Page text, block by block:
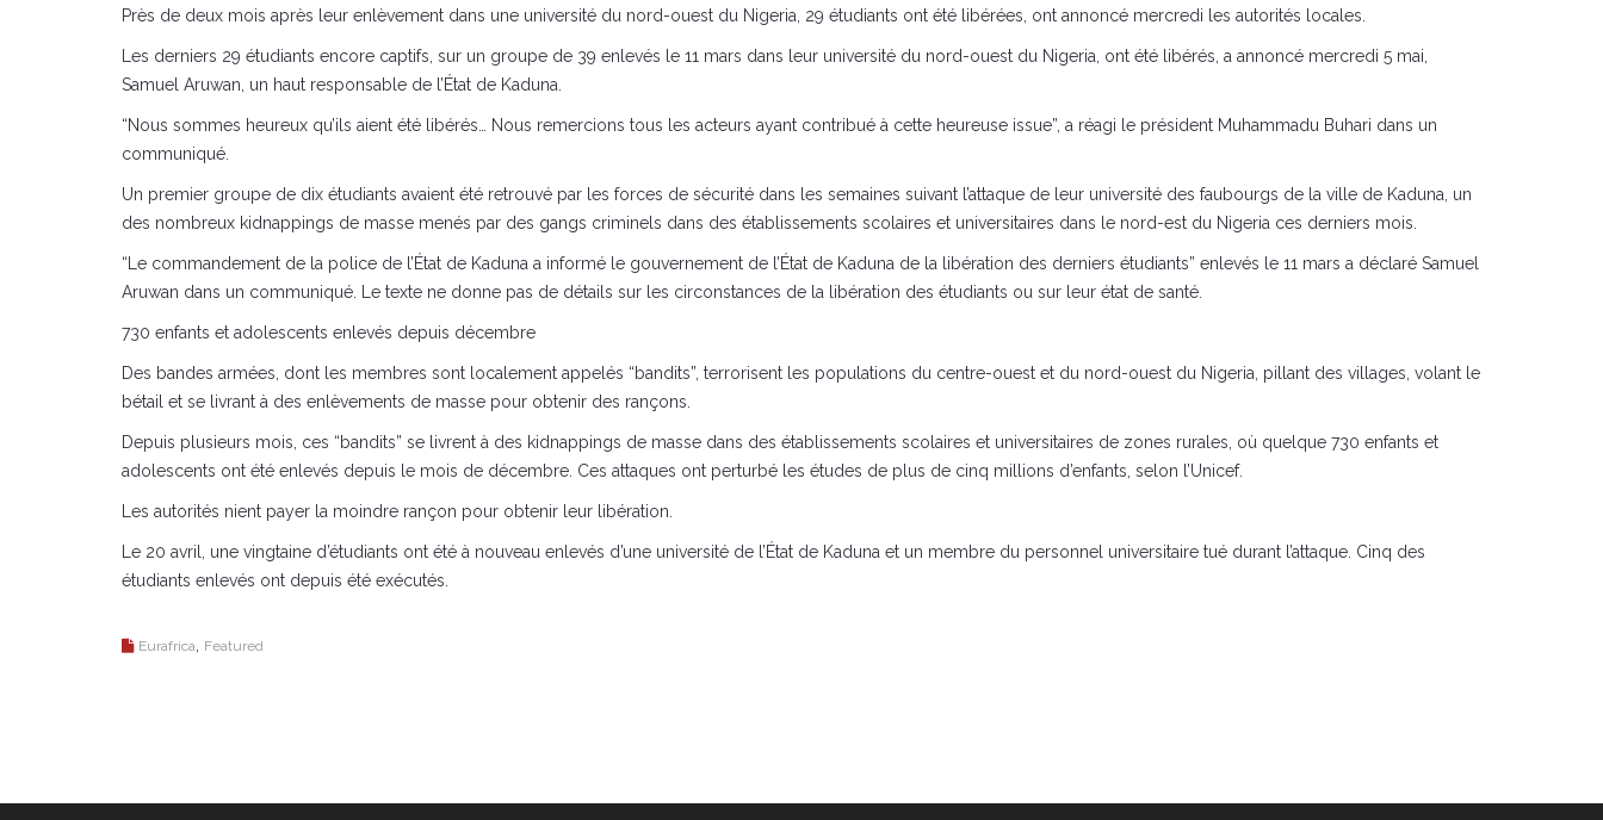
Près de deux mois après leur enlèvement dans une université du nord-ouest du Nigeria, 29 étudiants ont été libérées, ont annoncé mercredi les autorités locales.
Les derniers 29 étudiants encore captifs, sur un groupe de 39 enlevés le 11 mars dans leur université du nord-ouest du Nigeria, ont été libérés, a annoncé mercredi 5 mai,
Samuel Aruwan, un haut responsable de l’État de Kaduna.
“Nous sommes heureux qu’ils aient été libérés… Nous remercions tous les acteurs ayant contribué à cette heureuse issue”, a réagi le président Muhammadu Buhari dans un
communiqué.
Un premier groupe de dix étudiants avaient été retrouvé par les forces de sécurité dans les semaines suivant l’attaque de leur université des faubourgs de la ville de Kaduna, un
des nombreux kidnappings de masse menés par des gangs criminels dans des établissements scolaires et universitaires dans le nord-est du Nigeria ces derniers mois.
“Le commandement de la police de l’État de Kaduna a informé le gouvernement de l’État de Kaduna de la libération des derniers étudiants” enlevés le 11 mars a déclaré Samuel
Aruwan dans un communiqué. Le texte ne donne pas de détails sur les circonstances de la libération des étudiants ou sur leur état de santé.
730 enfants et adolescents enlevés depuis décembre
Des bandes armées, dont les membres sont localement appelés “bandits”, terrorisent les populations du centre-ouest et du nord-ouest du Nigeria, pillant des villages, volant le
bétail et se livrant à des enlèvements de masse pour obtenir des rançons.
Depuis plusieurs mois, ces “bandits” se livrent à des kidnappings de masse dans des établissements scolaires et universitaires de zones rurales, où quelque 730 enfants et
adolescents ont été enlevés depuis le mois de décembre. Ces attaques ont perturbé les études de plus de cinq millions d’enfants, selon l’Unicef.
Les autorités nient payer la moindre rançon pour obtenir leur libération.
Le 20 avril, une vingtaine d’étudiants ont été à nouveau enlevés d’une université de l’État de Kaduna et un membre du personnel universitaire tué durant l’attaque. Cinq des
étudiants enlevés ont depuis été exécutés.
Eurafrica Featured